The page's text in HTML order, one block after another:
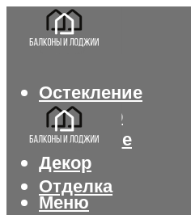
Остекление
Интерьер
Утепление
Декор
Отделка
Меню